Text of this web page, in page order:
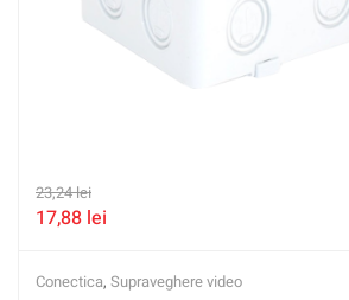
23,24lei
17,88 lei
Conectica, Supraveghere video